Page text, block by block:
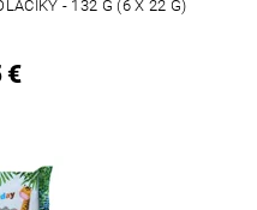
- 132 G (6 X 22 G)
€